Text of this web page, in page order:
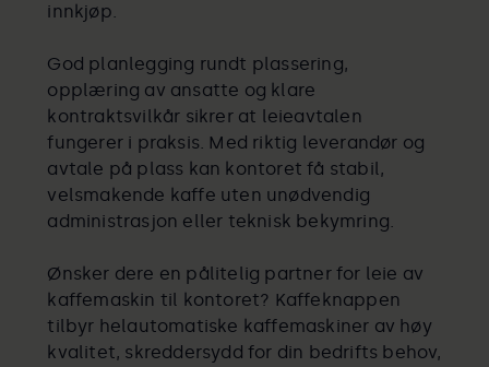
innkjøp.
God planlegging rundt plassering,
opplæring av ansatte og klare
kontraktsvilkår sikrer at leieavtalen
fungerer i praksis. Med riktig leverandør og
avtale på plass kan kontoret få stabil,
velsmakende kaffe uten unødvendig
administrasjon eller teknisk bekymring.
Ønsker dere en pålitelig partner for leie av
kaffemaskin til kontoret? Kaffeknappen
tilbyr helautomatiske kaffemaskiner av høy
kvalitet, skreddersydd for din bedrifts behov,